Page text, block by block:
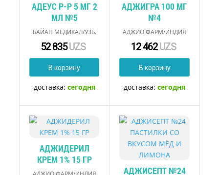
АДЕУС Р-Р 5 МГ 2
МЛ №5
БАЙАН МЕДИКАЛ/УЗБ.
52 835UZS
В корзину
доставка: сегодня
АДЖИГРА 100 МГ
№4
АДЖИО ФАРМ/ИНДИЯ
12 462UZS
В корзину
доставка:сегодня
АДЖИДЕРИЛ
КРЕМ 1% 15 ГР
АДЖИСЕПТ №24